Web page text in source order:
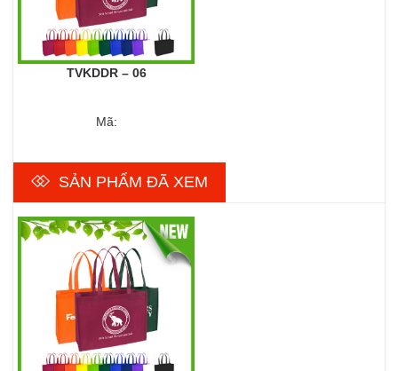
TVKDDR – 06
Mã:
SẢN PHẨM ĐÃ XEM